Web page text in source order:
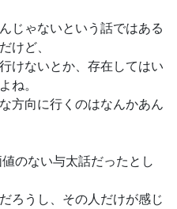
じゃないという話ではある
けど、
けないとか、存在してはい
ね。
方向に行くのはなんかあん
のない与太話だったとし
ろうし、その人だけが感じ